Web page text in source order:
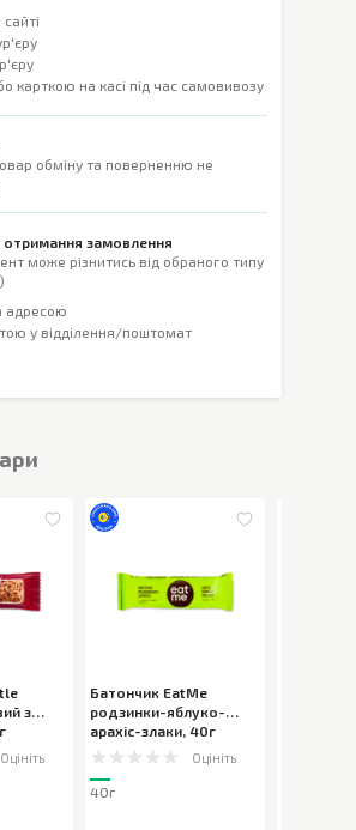
карткою на касі під час самовивозу
обміну та поверненню не
отримання замовлення
може різнитись від обраного типу
адресою
у відділення/поштомат
з
Оцініть
Батончик EatMe
родзинки-яблуко-
арахіс-злаки, 40г
Оцініть
40г